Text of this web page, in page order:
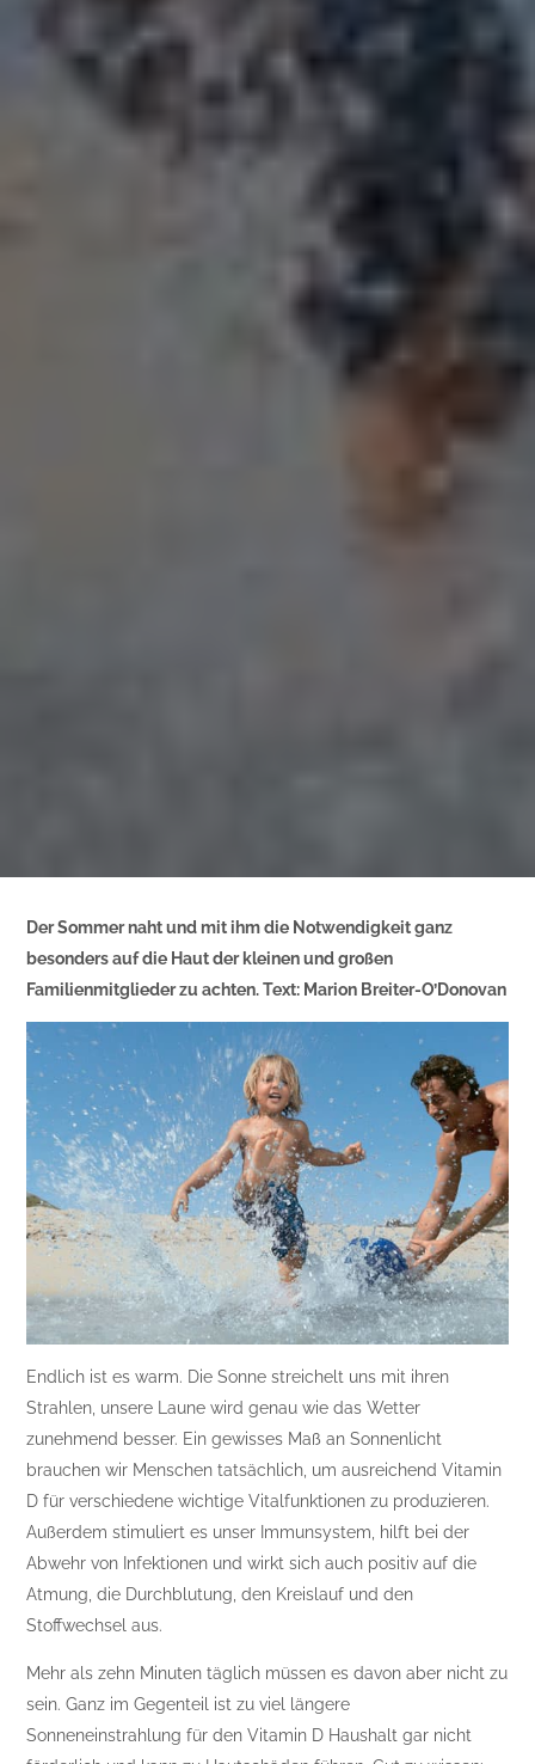
Der Sommer naht und mit ihm die Notwendigkeit ganz
besonders auf die Haut der kleinen und großen
Familienmitglieder zu achten. Text: Marion Breiter-O’Donovan
Endlich ist es warm. Die Sonne streichelt uns mit ihren
Strahlen, unsere Laune wird genau wie das Wetter
zunehmend besser. Ein gewisses Maß an Sonnenlicht
brauchen wir Menschen tatsächlich, um ausreichend Vitamin
D für verschiedene wichtige Vitalfunktionen zu produzieren.
Außerdem stimuliert es unser Immunsystem, hilft bei der
Abwehr von Infektionen und wirkt sich auch positiv auf die
Atmung, die Durchblutung, den Kreislauf und den
Stoffwechsel aus.
Mehr als zehn Minuten täglich müssen es davon aber nicht zu
sein. Ganz im Gegenteil ist zu viel längere
Sonneneinstrahlung für den Vitamin D Haushalt gar nicht